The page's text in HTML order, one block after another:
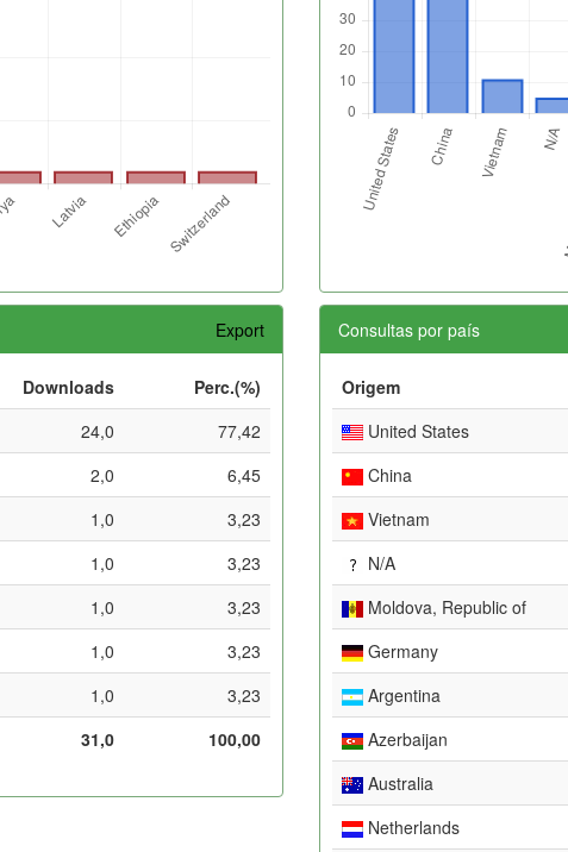
Export
Downloads
Perc.(%)
24,0
77,42
2,0
6,45
1,0
3,23
1,0
3,23
1,0
3,23
1,0
3,23
1,0
3,23
31,0
100,00
Consultas por país
Origem
United States
China
Vietnam
N/A
Moldova, Republic of
Germany
Argentina
Azerbaijan
Australia
Netherlands